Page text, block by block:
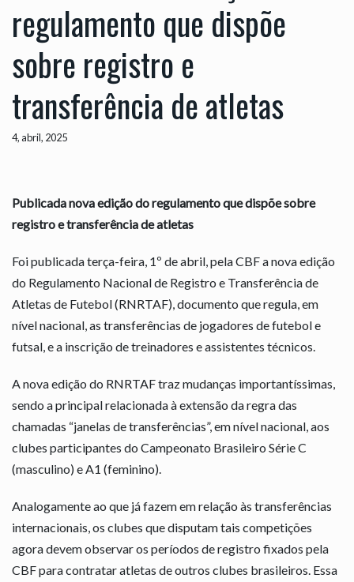
regulamento que dispõe
sobre registro e
transferência de atletas
4, abril, 2025
Publicada nova edição do regulamento que dispõe sobre
registro e transferência de atletas
Foi publicada terça-feira, 1º de abril, pela CBF a nova edição
do Regulamento Nacional de Registro e Transferência de
Atletas de Futebol (RNRTAF), documento que regula, em
nível nacional, as transferências de jogadores de futebol e
futsal, e a inscrição de treinadores e assistentes técnicos.
A nova edição do RNRTAF traz mudanças importantíssimas,
sendo a principal relacionada à extensão da regra das
chamadas “janelas de transferências”, em nível nacional, aos
clubes participantes do Campeonato Brasileiro Série C
(masculino) e A1 (feminino).
Analogamente ao que já fazem em relação às transferências
internacionais, os clubes que disputam tais competições
agora devem observar os períodos de registro fixados pela
CBF para contratar atletas de outros clubes brasileiros. Essa